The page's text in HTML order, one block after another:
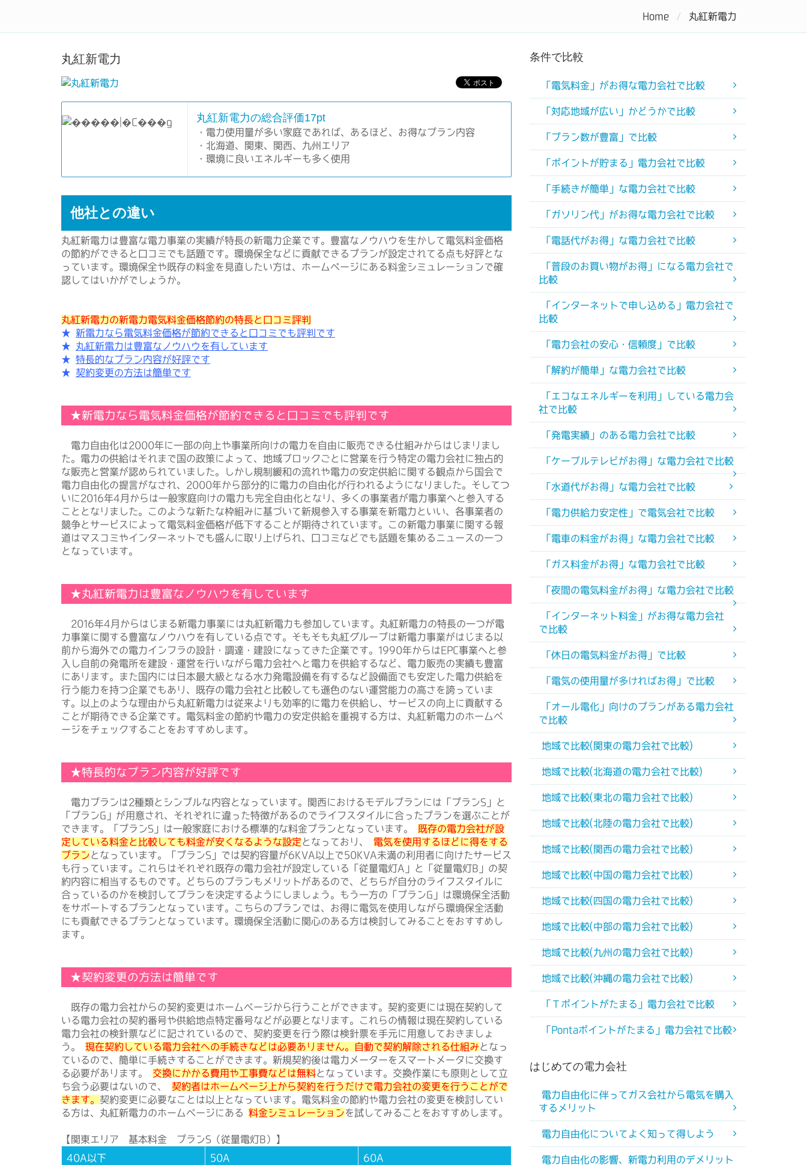
Home 丸紅新電力
丸紅新電力
丸紅新電力の総合評価17pt
・電力使用量が多い家庭であれば、あるほど、お得なプラン内容
・北海道、関東、関西、九州エリア
・環境に良いエネルギーも多く使用
他社との違い
丸紅新電力は豊富な電力事業の実績が特長の新電力企業です。豊富なノウハウを生かして電気料金価格
の節約ができると口コミでも話題です。環境保全などに貢献できるプランが設定されてる点も好評とな
っています。環境保全や既存の料金を見直したい方は、ホームページにある料金シミュレーションで確
認してはいかがでしょうか。
丸紅新電力の新電力電気料金価格節約の特長と口コミ評判
★ 新電力なら電気料金価格が節約できると口コミでも評判です
★ 丸紅新電力は豊富なノウハウを有しています
★ 特長的なプラン内容が好評です
★ 契約変更の方法は簡単です
★新電力なら電気料金価格が節約できると口コミでも評判です
電力自由化は2000年に一部の向上や事業所向けの電力を自由に販売できる仕組みからはじまりまし
た。電力の供給はそれまで国の政策によって、地域ブロックごとに営業を行う特定の電力会社に独占的
な販売と営業が認められていました。しかし規制緩和の流れや電力の安定供給に関する観点から国会で
電力自由化の提言がなされ、2000年から部分的に電力の自由化が行われるようになりました。そしてつ
いに2016年4月からは一般家庭向けの電力も完全自由化となり、多くの事業者が電力事業へと参入する
こととなりました。このような新たな枠組みに基づいて新規参入する事業を新電力といい、各事業者の
競争とサービスによって電気料金価格が低下することが期待されています。この新電力事業に関する報
道はマスコミやインターネットでも盛んに取り上げられ、口コミなどでも話題を集めるニュースの一つ
となっています。
★丸紅新電力は豊富なノウハウを有しています
2016年4月からはじまる新電力事業には丸紅新電力も参加しています。丸紅新電力の特長の一つが電
力事業に関する豊富なノウハウを有している点です。そもそも丸紅グループは新電力事業がはじまる以
前から海外での電力インフラの設計・調達・建設になってきた企業です。1990年からはEPC事業へと参
入し自前の発電所を建設・運営を行いながら電力会社へと電力を供給するなど、電力販売の実績も豊富
にあります。また国内には日本最大級となる水力発電設備を有するなど設備面でも安定した電力供給を
行う能力を持つ企業でもあり、既存の電力会社と比較しても遜色のない運営能力の高さを誇っていま
す。以上のような理由から丸紅新電力は従来よりも効率的に電力を供給し、サービスの向上に貢献する
ことが期待できる企業です。電気料金の節約や電力の安定供給を重視する方は、丸紅新電力のホームペ
ージをチェックすることをおすすめします。
★特長的なプラン内容が好評です
電力プランは2種類とシンプルな内容となっています。関西におけるモデルプランには「プランS」と
「プランG」が用意され、それぞれに違った特徴があるのでライフスタイルに合ったプランを選ぶことが
できます。「プランS」は一般家庭における標準的な料金プランとなっています。
既存の電力会社が設
定している料金と比較しても料金が安くなるような設定となっており、 電気を使用するほどに得をする
プランとなっています。「プランS」では契約容量が6KVA以上で50KVA未満の利用者に向けたサービス
も行っています。これらはそれぞれ既存の電力会社が設定している「従量電灯A」と「従量電灯B」の契
約内容に相当するものです。どちらのプランもメリットがあるので、どちらが自分のライフスタイルに
合っているのかを検討してプランを決定するようにしましょう。もう一方の「プランG」は環境保全活動
をサポートするプランとなっています。こちらのプランでは、お得に電気を使用しながら環境保全活動
にも貢献できるプランとなっています。環境保全活動に関心のある方は検討してみることをおすすめし
ます。
★契約変更の方法は簡単です
既存の電力会社からの契約変更はホームページから行うことができます。契約変更には現在契約して
いる電力会社の契約番号や供給地点特定番号などが必要となります。これらの情報は現在契約している
電力会社の検針票などに記されているので、契約変更を行う際は検針票を手元に用意しておきましょ
う。 現在契約している電力会社への手続きなどは必要ありません。自動で契約解除される仕組みとなっ
ているので、簡単に手続きすることができます。新規契約後は電力メーターをスマートメータに交換す
る必要があります。 交換にかかる費用や工事費などは無料となっています。交換作業にも原則として立
ち会う必要はないので、 契約者はホームページ上から契約を行うだけで電力会社の変更を行うことがで
きます。 契約変更に必要なことは以上となっています。電気料金の節約や電力会社の変更を検討してい
る方は、丸紅新電力のホームページにある 料金シミュレーションを試してみることをおすすめします。
【関東エリア 基本料金 プランS（従量電灯B）】
40A以下
50A 60A
条件で比較
「電気料金」がお得な電力会社で比較
「対応地域が広い」かどうかで比較
「プラン数が豊富」で比較
「ポイントが貯まる」電力会社で比較
「手続きが簡単」な電力会社で比較
「ガソリン代」がお得な電力会社で比較
「電話代がお得」な電力会社で比較
「普段のお買い物がお得」になる電力会社で
比較
「インターネットで申し込める」電力会社で
比較
「電力会社の安心・信頼度」で比較
「解約が簡単」な電力会社で比較
「エコなエネルギーを利用」している電力会
社で比較
「発電実績」のある電力会社で比較
「ケーブルテレビがお得」な電力会社で比較
「水道代がお得」な電力会社で比較
「電力供給力安定性」で電気会社で比較
「電車の料金がお得」な電力会社で比較
「ガス料金がお得」な電力会社で比較
「夜間の電気料金がお得」な電力会社で比較
「インターネット料金」がお得な電力会社
で比較
「休日の電気料金がお得」で比較
「電気の使用量が多ければお得」で比較
「オール電化」向けのプランがある電力会社
で比較
地域で比較(関東の電力会社で比較)
地域で比較(北海道の電力会社で比較)
地域で比較(東北の電力会社で比較)
地域で比較(北陸の電力会社で比較)
地域で比較(関西の電力会社で比較)
地域で比較(中国の電力会社で比較)
地域で比較(四国の電力会社で比較)
地域で比較(中部の電力会社で比較)
地域で比較(九州の電力会社で比較)
地域で比較(沖縄の電力会社で比較)
「Ｔポイントがたまる」電力会社で比較
「Pontaポイントがたまる」電力会社で比較
はじめての電力会社
電力自由化に伴ってガス会社から電気を購入
するメリット
電力自由化についてよく知って得しよう
電力自由化の影響、新電力利用のデメリット